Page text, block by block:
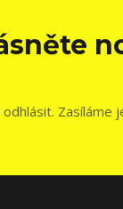
Zasíláme